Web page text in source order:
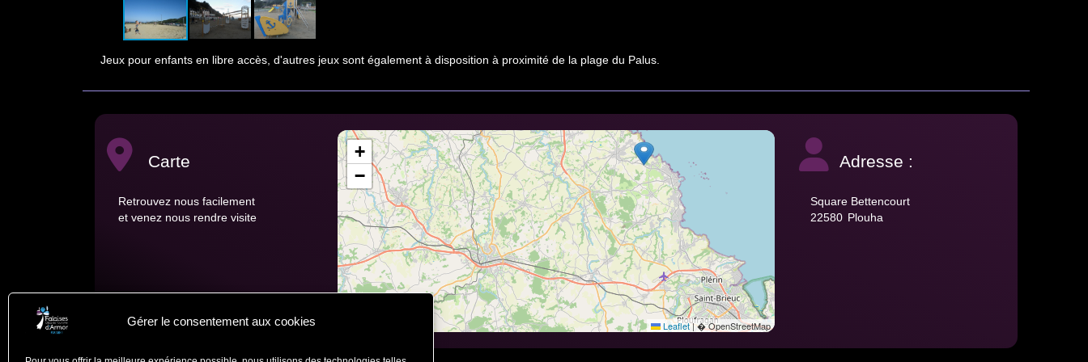
Gérer le consentement aux cookies
Jeux pour enfants en libre accès, d'autres jeux sont également à disposition à proximité de la plage du Palus.
Carte
Retrouvez nous facilement
et venez nous rendre visite
+
−
Leaflet|� OpenStreetMap
Adresse :
Square Bettencourt
22580 Plouha